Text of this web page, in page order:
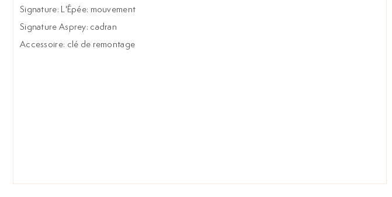
Signature: L'Épée: mouvement
Signature Asprey: cadran
Accessoire: clé de remontage